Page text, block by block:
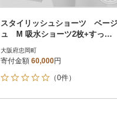
スタイリッシュショーツ ベージ
ュ M 吸水ショーツ2枚+すっぽ
大阪府忠岡町
寄付金額 60,000円
（0件）